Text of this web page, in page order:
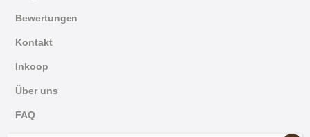
Bewertungen
Kontakt
Inkoop
Über uns
FAQ